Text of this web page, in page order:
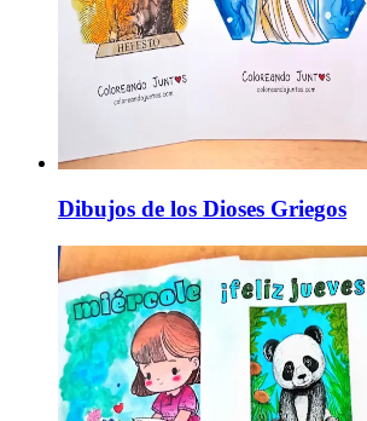
Dibujos de los Dioses Griegos